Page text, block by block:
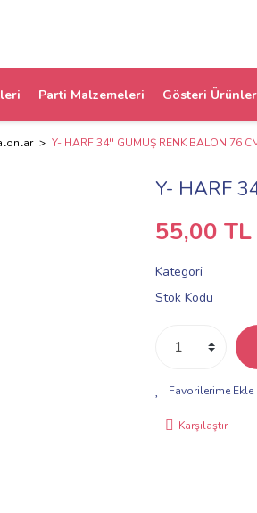
Parti Malzemeleri Gösteri
Y- HARF 34'' GÜMÜŞ RENK BALON 76
Y- HARF
55,00 TL
Kategori
Stok Kodu
Karşılaştır